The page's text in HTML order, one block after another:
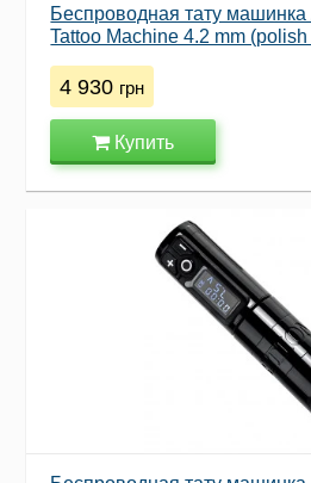
Беспроводная тату
Tattoo Machine 4.2 mm (polish
4 930 грн
Купить